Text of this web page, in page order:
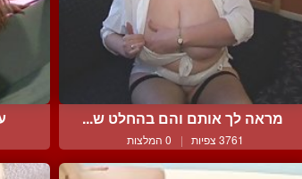
מראה לך אותם והם בהחלט ש...
3761 צפיות | 0 המלצות